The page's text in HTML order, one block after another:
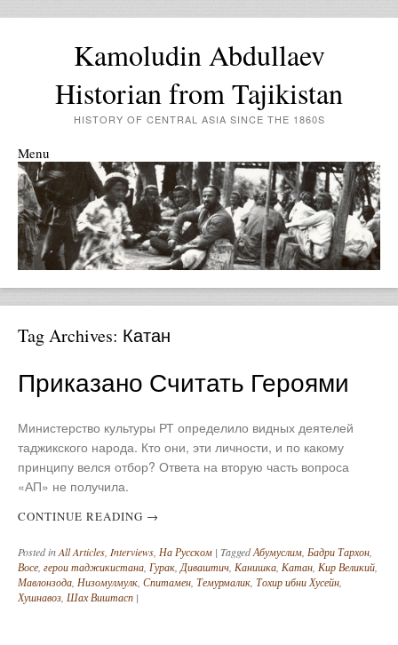
Kamoludin Abdullaev
Historian from Tajikistan
HISTORY OF CENTRAL ASIA SINCE THE 1860S
Menu
Skip to content
Tag Archives: Катан
Приказано Считать Героями
Министерство культуры РТ определило видных деятелей
таджикского народа. Кто они, эти личности, и по какому
принципу велся отбор? Ответа на вторую часть вопроса
«АП» не получила.
CONTINUE READING →
Posted inAll Articles, Interviews, На Русском | TaggedАбумуслим, Бадри Тархон,
Восе, герои таджикистана, Гурак,Диваштич, Канишка, Катан, Кир Великий,
Мавлонзода, Низомулмулк, Спитамен, Темурмалик, Тохир ибни Хусейн,
Хушнавоз, Шах Виштасп |